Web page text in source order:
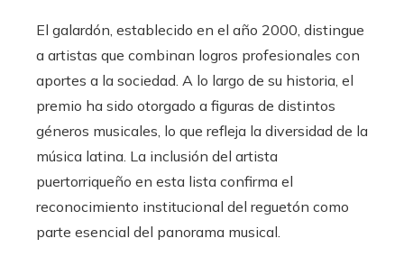
El galardón, establecido en el año 2000, distingue
a artistas que combinan logros profesionales con
aportes a la sociedad. A lo largo de su historia, el
premio ha sido otorgado a figuras de distintos
géneros musicales, lo que refleja la diversidad de la
música latina. La inclusión del artista
puertorriqueño en esta lista confirma el
reconocimiento institucional del reguetón como
parte esencial del panorama musical.